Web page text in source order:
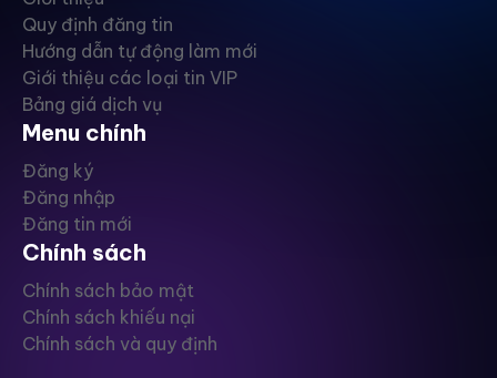
Quy định đăng tin
Hướng dẫn tự động làm mới
Giới thiệu các loại tin VIP
Bảng giá dịch vụ
Menu chính
Đăng ký
Đăng nhập
Đăng tin mới
Chính sách
Chính sách bảo mật
Chính sách khiếu nại
Chính sách và quy định